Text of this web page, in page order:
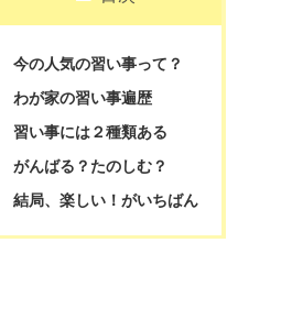
今の人気の習い事って？
わが家の習い事遍歴
習い事には２種類ある
がんばる？たのしむ？
結局、楽しい！がいちばん